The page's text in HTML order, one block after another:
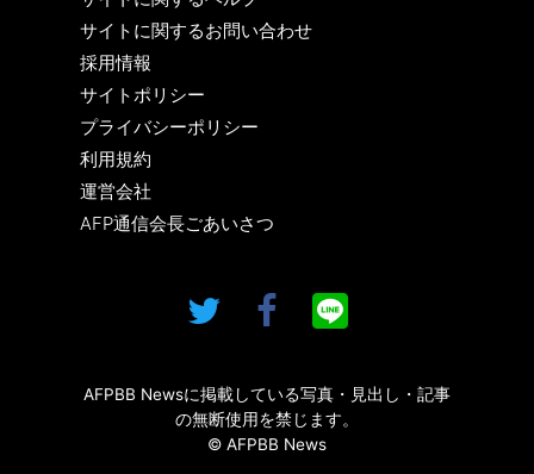
サイトに関するお問い合わせ
採用情報
サイトポリシー
プライバシーポリシー
利用規約
運営会社
AFP通信会長ごあいさつ
AFPBB Newsに掲載している写真・見出し・記事
の無断使用を禁じます。
© AFPBB News